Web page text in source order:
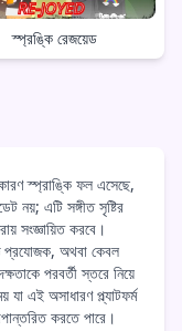
স্প্রঙ্কি রেজয়েড
স্প্রাঙ্কি ফল এসেছে,
নয়; এটি সঙ্গীত সৃষ্টির
সংজ্ঞায়িত করবে।
প্রযোজক, অথবা কেবল
পরবর্তী স্তরে নিয়ে
এই অসাধারণ প্ল্যাটফর্ম
করতে পারে।